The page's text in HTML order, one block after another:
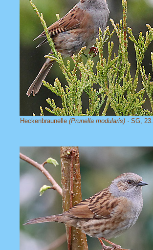
Heckenbraunelle (Prunella modularis) · SG,